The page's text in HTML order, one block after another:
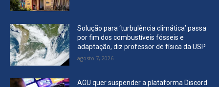
Solução para ‘turbulência climática’ passa
por fim dos combustíveis fósseis e
adaptação, diz professor de física da USP
agosto 7, 2026
AGU quer suspender a plataforma Discord